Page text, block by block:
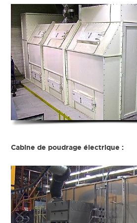
Cabine de poudrage électrique :